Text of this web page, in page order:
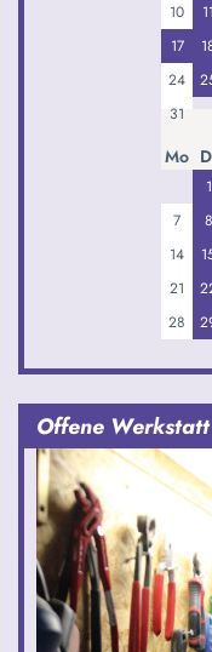
10
11
17
24
31
Mo
1
7
8
14
21
28
Offene Werkstatt